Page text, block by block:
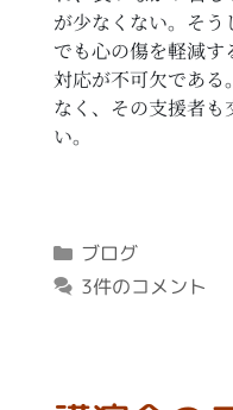
が少なくない。そう
でも心の傷を軽減
対応が不可欠であ
なく、その支援者も
い。
カ
テ
ブログ
3件のコメント